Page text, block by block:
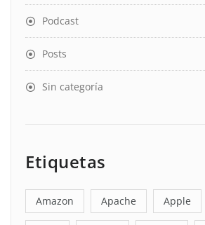
Podcast
Posts
Sin categoría
Etiquetas
Amazon Apache Apple